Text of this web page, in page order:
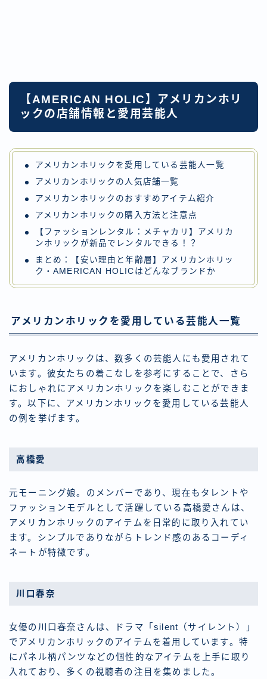
【AMERICAN HOLIC】アメリカンホリ
ックの店舗情報と愛用芸能人
アメリカンホリックを愛用している芸能人一覧
アメリカンホリックの人気店舗一覧
アメリカンホリックのおすすめアイテム紹介
アメリカンホリックの購入方法と注意点
【ファッションレンタル：メチャカリ】アメリカ
ンホリックが新品でレンタルできる！？
まとめ：【安い理由と年齢層】アメリカンホリッ
ク・AMERICAN HOLICはどんなブランドか
アメリカンホリックを愛用している芸能人一覧
アメリカンホリックは、数多くの芸能人にも愛用されて
います。彼女たちの着こなしを参考にすることで、さら
におしゃれにアメリカンホリックを楽しむことができま
す。以下に、アメリカンホリックを愛用している芸能人
の例を挙げます。
高橋愛
元モーニング娘。のメンバーであり、現在もタレントや
ファッションモデルとして活躍している高橋愛さんは、
アメリカンホリックのアイテムを日常的に取り入れてい
ます。シンプルでありながらトレンド感のあるコーディ
ネートが特徴です。
川口春奈
女優の川口春奈さんは、ドラマ「silent（サイレント）」
でアメリカンホリックのアイテムを着用しています。特
にパネル柄パンツなどの個性的なアイテムを上手に取り
入れており、多くの視聴者の注目を集めました。